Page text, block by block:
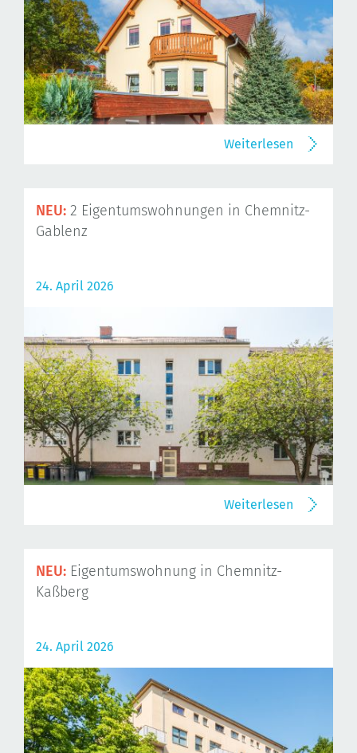
Weiterlesen
NEU: 2 Eigentumswohnungen in Chemnitz-
Gablenz
24. April 2026
Weiterlesen
NEU: Eigentumswohnung in Chemnitz-
Kaßberg
24. April 2026